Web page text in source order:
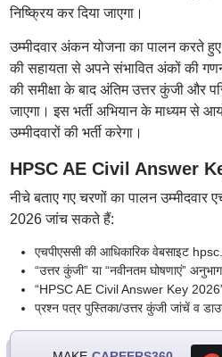
निष्क्रिय कर दिया जाएगा।
उम्मीदवार अंकन योजना का पालन करते
की सहायता से अपने संभावित अंकों की
की समीक्षा के बाद अंतिम उत्तर कुंजी और
जाएगा। इस भर्ती अभियान के माध्यम से
उम्मीदवारों की भर्ती करेगा।
HPSC AE Civil Answer
नीचे बताए गए चरणों का पालन
2026 जांच सकते हैं:
एचपीएससी की आधिकारिक वेबसाइट
“उत्तर कुंजी” या “नवीनतम घोषणाएं”
“HPSC AE Civil Answer Key
प्रश्न पत्र पुस्तिका/उत्तर कुंजी जांचें व